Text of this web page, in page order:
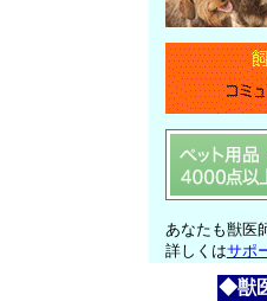
あなたも獣医
詳しくはサポ
◆獣